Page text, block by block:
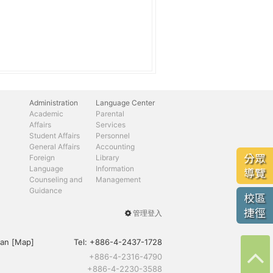
分眾
導覽
校區
捷徑
Administration
Academic
Affairs
Student Affairs
General Affairs
Foreign
Language
Counseling and
Guidance
Parental
Services
Personnel
Accounting
Library
Information
Management
Language Center
User
menu
管理登入
[Map] Tel: +886-4-2437-1728
+886-4-2316-4790
+886-4-2230-3588